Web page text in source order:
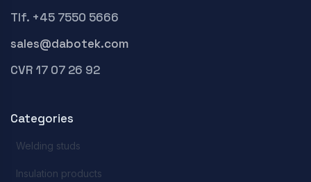
Tlf. +45 7550 5666
sales@dabotek.com
CVR 17 07 26 92
Categories
Welding studs
Insulation products